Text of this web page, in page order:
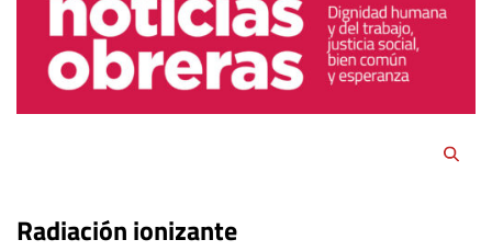
Radiación ionizante